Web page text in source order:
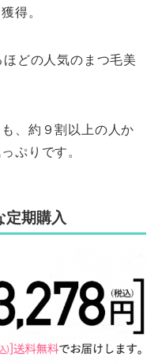
得。
どの人気のまつ毛美
、 約９割以上の人か
ぷりです。
定期購入